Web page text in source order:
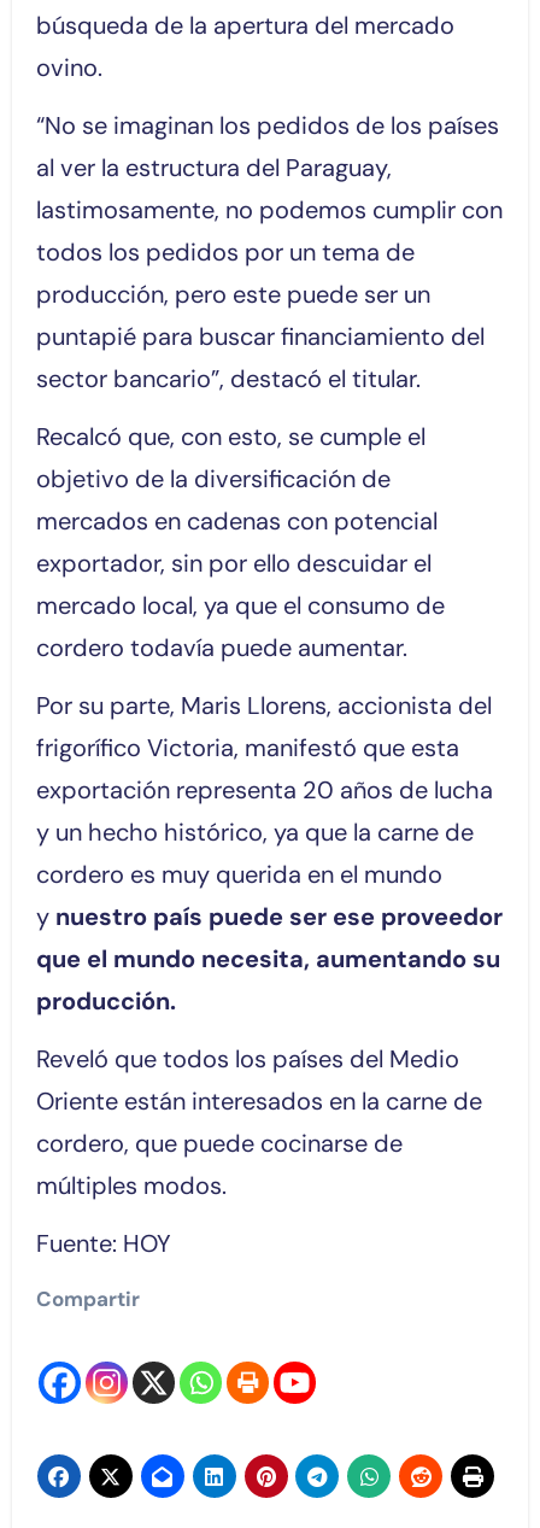
búsqueda de la apertura del mercado
ovino.
“No se imaginan los pedidos de los países
al ver la estructura del Paraguay,
lastimosamente, no podemos cumplir con
todos los pedidos por un tema de
producción, pero este puede ser un
puntapié para buscar financiamiento del
sector bancario”, destacó el titular.
Recalcó que, con esto, se cumple el
objetivo de la diversificación de
mercados en cadenas con potencial
exportador, sin por ello descuidar el
mercado local, ya que el consumo de
cordero todavía puede aumentar.
Por su parte, Maris Llorens, accionista del
frigorífico Victoria, manifestó que esta
exportación representa 20 años de lucha
y un hecho histórico, ya que la carne de
cordero es muy querida en el mundo
ynuestro país puede ser ese proveedor
que el mundo necesita, aumentando su
producción.
Reveló que todos los países del Medio
Oriente están interesados en la carne de
cordero, que puede cocinarse de
múltiples modos.
Fuente: HOY
Compartir